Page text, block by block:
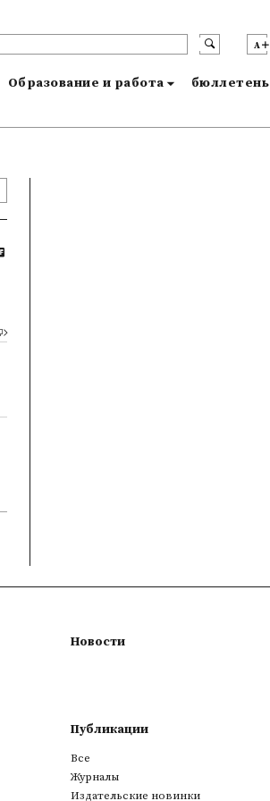
A
Образование и работа бюллетень
Новости
Публикации
Все
Журналы
Издательские новинки